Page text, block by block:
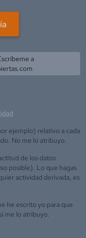
a
ejemplo) relativo a cada
No me lo atribuyo.
de los datos
posible). Lo que hagas
actividad derivada, es
he escrito yo para que
me lo atribuyo.